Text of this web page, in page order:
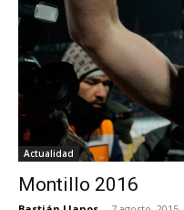
Actualidad
Montillo 2016